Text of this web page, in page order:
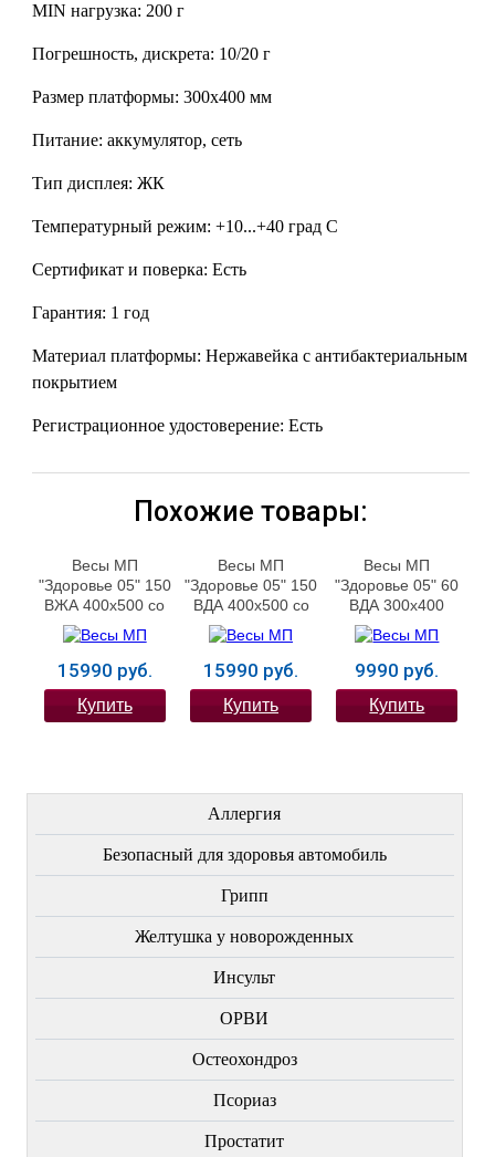
MIN нагрузка: 200 г
Погрешность, дискрета: 10/20 г
Размер платформы: 300х400 мм
Питание: аккумулятор, сеть
Тип дисплея: ЖК
Температурный режим: +10...+40 град С
Сертификат и поверка: Есть
Гарантия: 1 год
Материал платформы: Нержавейка с антибактериальным
покрытием
Регистрационное удостоверение: Есть
Похожие товары:
Весы МП
"Здоровье 05" 150
ВЖА 400х500 со
стойкой
15990 руб.
Купить
Весы МП
"Здоровье 05" 150
ВДА 400х500 со
стойкой
15990 руб.
Купить
Весы МП
"Здоровье 05" 60
ВДА 300х400
9990 руб.
Купить
Аллергия
Безопасный для здоровья автомобиль
Грипп
Желтушка у новорожденных
Инсульт
ОРВИ
Остеохондроз
Пcориаз
Простатит